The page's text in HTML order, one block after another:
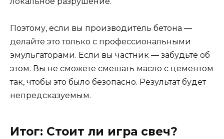
Поэтому, если вы производитель бетона —
делайте это только с профессиональными
эмульгаторами. Если вы частник — забудьте об
этом. Вы не сможете смешать масло с цементом
так, чтобы это было безопасно. Результат будет
непредсказуемым.
Итог: Стоит ли игра свеч?